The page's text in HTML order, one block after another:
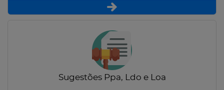
Sugestões Ppa, Ldo e Loa